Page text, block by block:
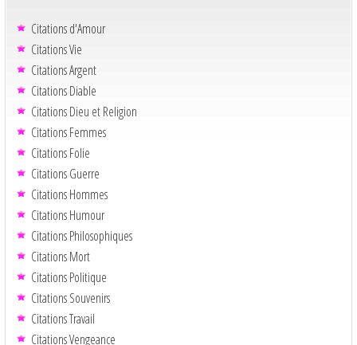
Citations d'Amour
Citations Vie
Citations Argent
Citations Diable
Citations Dieu et Religion
Citations Femmes
Citations Folie
Citations Guerre
Citations Hommes
Citations Humour
Citations Philosophiques
Citations Mort
Citations Politique
Citations Souvenirs
Citations Travail
Citations Vengeance